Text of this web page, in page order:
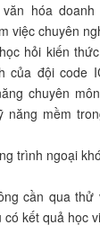
hóa doanh
việc chuyên
hỏi kiến
của đội code
chuyên
năng mềm
trình ngoại
cần qua thử
kết quả học